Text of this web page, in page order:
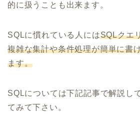
的に扱うことも出来ます。
SQLに慣れている人にはSQLクエ
複雑な集計や条件処理が簡単に書
ます。
SQLについては下記記事で解説し
てみて下さい。